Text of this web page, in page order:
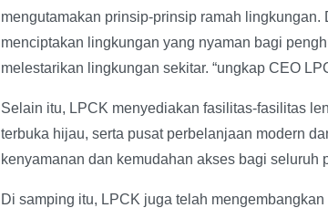
mengutamakan prinsip-prinsip ramah
menciptakan lingkungan yang nyaman bagi
melestarikan lingkungan sekitar. “ungkap CEO
Selain itu, LPCK menyediakan fasilitas-fasilitas
terbuka hijau, serta pusat perbelanjaan modern
kenyamanan dan kemudahan akses bagi seluruh
Di samping itu, LPCK juga telah